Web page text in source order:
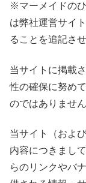
※マーメイドの
は弊社運営サイ
ることを追記さ
当サイトに掲載
性の確保に努め
のではありません
当サイト（およ
内容につきまし
らのリンクやバ